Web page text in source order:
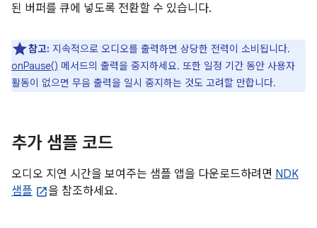
된 버퍼를 큐에 넣도록 전환할 수 있습니다.
참고: 지속적으로 오디오를 출력하면 상당한 전력이 소비됩니다.
onPause() 메서드의 출력을 중지하세요. 또한 일정 기간 동안 사용자
활동이 없으면 무음 출력을 일시 중지하는 것도 고려할 만합니다.
추가 샘플 코드
오디오 지연 시간을 보여주는 샘플 앱을 다운로드하려면 NDK
샘플
을 참조하세요.